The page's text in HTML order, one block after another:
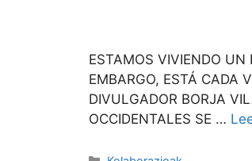
ESTAMOS VIVIENDO UN
EMBARGO, ESTÁ CADA
DIVULGADOR BORJA
OCCIDENTALES SE …